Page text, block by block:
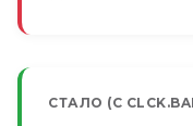
СТАЛО (С